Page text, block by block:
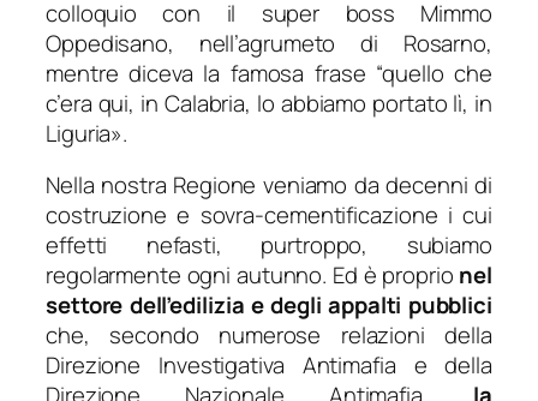
colloquio con il super boss Mimmo
Oppedisano, nell’agrumeto di Rosarno,
mentre diceva la famosa frase “quello che
c’era qui, in Calabria, lo abbiamo portato lì, in
Liguria».
Nella nostra Regione veniamo da decenni di
costruzione e sovra-cementificazione i cui
effetti nefasti, purtroppo, subiamo
regolarmente ogni autunno. Ed è proprio nel
settore dell’edilizia e degli appalti pubblici
che, secondo numerose relazioni della
Direzione Investigativa Antimafia e della